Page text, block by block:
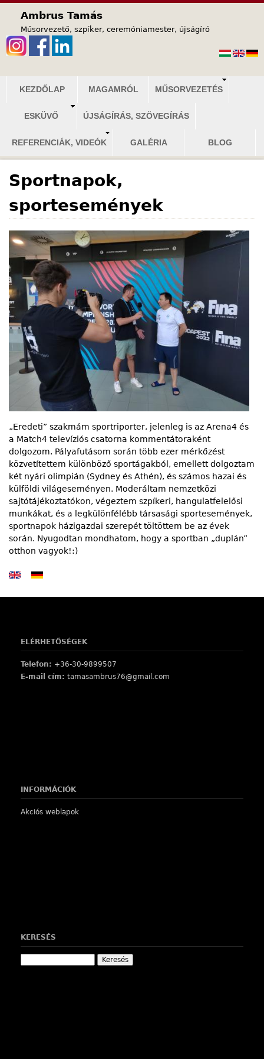
Ambrus Tamás
Műsorvezető, szpíker, ceremóniamester, újságíró
n
ü
KEZDŐLAP MAGAMRÓL MŰSORVEZETÉS
ESKÜVŐ ÚJSÁGÍRÁS, SZÖVEGÍRÁS
REFERENCIÁK, VIDEÓK GALÉRIA BLOG
Sportnapok,
sportesemények
„Eredeti” szakmám sportriporter, jelenleg is az Arena4 és
a Match4 televíziós csatorna kommentátoraként
dolgozom. Pályafutásom során több ezer mérkőzést
közvetítettem különböző sportágakból, emellett dolgoztam
két nyári olimpián (Sydney és Athén), és számos hazai és
külföldi világeseményen. Moderáltam nemzetközi
sajtótájékoztatókon, végeztem szpíkeri, hangulatfelelősi
munkákat, és a legkülönfélébb társasági sportesemények,
sportnapok házigazdai szerepét töltöttem be az évek
során. Nyugodtan mondhatom, hogy a sportban „duplán”
otthon vagyok!:)
ELÉRHETŐSÉGEK
Telefon: +36-30-9899507
E-mail cím: tamasambrus76@gmail.com
INFORMÁCIÓK
Akciós weblapok
KERESÉS